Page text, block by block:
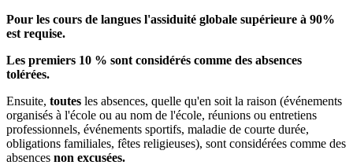
Pour les cours de langues l'assiduité globale supérieure à 90%
est requise.
Les premiers 10 % sont considérés comme des absences
tolérées.
Ensuite, toutes les absences, quelle qu'en soit la raison (événements
organisés à l'école ou au nom de l'école, réunions ou entretiens
professionnels, événements sportifs, maladie de courte durée,
obligations familiales, fêtes religieuses), sont considérées comme des
absences non excusées.